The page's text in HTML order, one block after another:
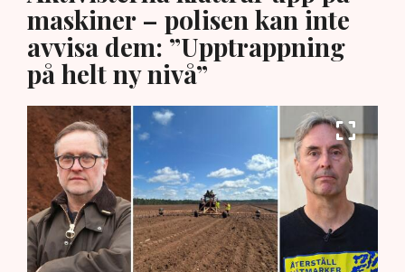
maskiner – polisen kan inte
avvisa dem: ”Upptrappning
på helt ny nivå”